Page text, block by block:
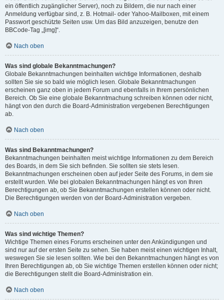
ein öffentlich zugänglicher Server), noch zu Bildern, die nur nach einer
Anmeldung verfügbar sind, z. B. Hotmail- oder Yahoo-Mailboxen, mit einem
Passwort geschützte Seiten usw. Um das Bild anzuzeigen, benutze den
BBCode-Tag „[img]“.
Nach oben
Was sind globale Bekanntmachungen?
Globale Bekanntmachungen beinhalten wichtige Informationen, deshalb
sollten Sie sie so bald wie möglich lesen. Globale Bekanntmachungen
erscheinen ganz oben in jedem Forum und ebenfalls in Ihrem persönlichen
Bereich. Ob Sie eine globale Bekanntmachung schreiben können oder nicht,
hängt von den durch die Board-Administration vergebenen Berechtigungen
ab.
Nach oben
Was sind Bekanntmachungen?
Bekanntmachungen beinhalten meist wichtige Informationen zu dem Bereich
des Boards, in dem Sie sich befinden. Sie sollten sie stets lesen.
Bekanntmachungen erscheinen oben auf jeder Seite des Forums, in dem sie
erstellt wurden. Wie bei globalen Bekanntmachungen hängt es von Ihren
Berechtigungen ab, ob Sie Bekanntmachungen erstellen können oder nicht.
Die Berechtigungen werden von der Board-Administration vergeben.
Nach oben
Was sind wichtige Themen?
Wichtige Themen eines Forums erscheinen unter den Ankündigungen und
sind nur auf der ersten Seite zu sehen. Sie haben meist einen wichtigen Inhalt,
weswegen Sie sie lesen sollten. Wie bei den Bekanntmachungen hängt es von
Ihren Berechtigungen ab, ob Sie wichtige Themen erstellen können oder nicht;
die Berechtigungen stellt die Board-Administration ein.
Nach oben